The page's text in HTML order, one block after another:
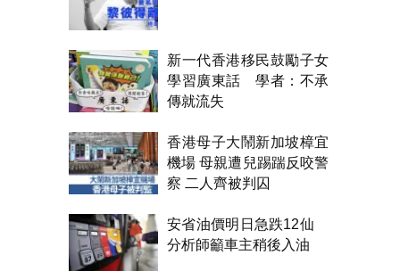
新一代香港移民鼓勵子女
學習廣東話 學者：不承
傳就流失
香港母子大鬧新加坡樟宜
機場 母親遭兒踢踹反咬警
察 二人齊被判囚
安省油價明日急跌12仙
分析師籲車主稍後入油